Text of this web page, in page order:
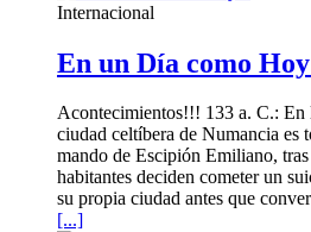
Internacional
En un Día como
Acontecimientos!!! 133 a. C.: En
ciudad celtíbera de Numancia es
mando de Escipión Emiliano,
habitantes deciden cometer un
su propia ciudad antes que
[...]